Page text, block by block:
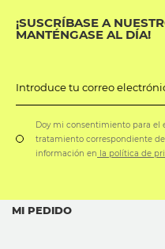
¡SUSCRÍBASE A
MANTÉNGASE AL DÍA!
Introduce tu correo
Doy mi consentimiento para el
tratamiento correspondiente
información en la política de
MI PEDIDO